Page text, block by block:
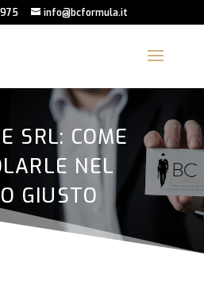
info@bcformula.it
SRL: COME
NEL
GIUSTO